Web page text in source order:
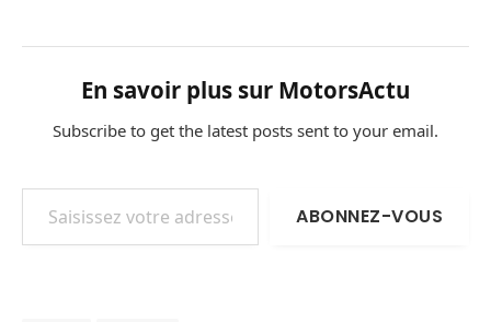
En savoir plus sur MotorsActu
Subscribe to get the latest posts sent to your email.
Saisissez votre adresse e-mail…
ABONNEZ-VOUS